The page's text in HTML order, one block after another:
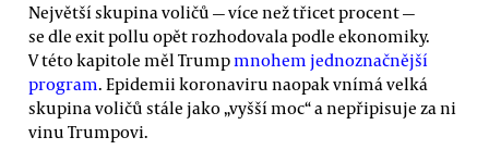
Největší skupina voličů — více než třicet procent —
se dle exit pollu opět rozhodovala podle ekonomiky.
V této kapitole měl Trumpmnohem jednoznačnější
program. Epidemii koronaviru naopak vnímá velká
skupina voličů stále jako „vyšší moc“ a nepřipisuje za ni
vinu Trumpovi.